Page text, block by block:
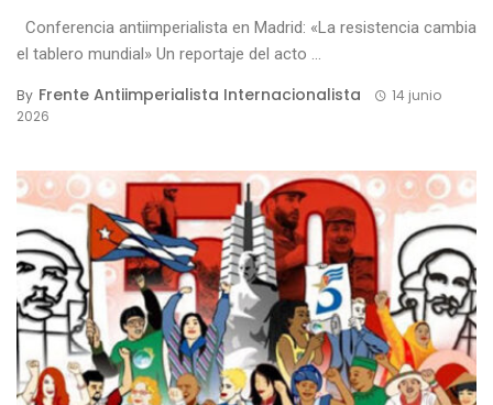
Conferencia antiimperialista en Madrid: «La resistencia cambia
el tablero mundial» Un reportaje del acto ...
By Frente Antiimperialista Internacionalista
14 junio
2026